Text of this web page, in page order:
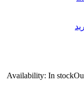
Availability: In stock